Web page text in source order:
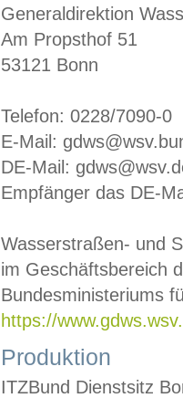
Generaldirektion
Am Propsthof 51
53121 Bonn
Telefon: 0228/7090-0
E-Mail:
DE-Mail:
Empfänger das DE-
Wasserstraßen- und
im Geschäftsbereich
Bundesministeriums
https://
Produktion
ITZBund Dienstsitz